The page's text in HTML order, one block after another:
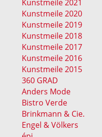
Kunstmeile 2021
Kunstmeile 2020
Kunstmeile 2019
Kunstmeile 2018
Kunstmeile 2017
Kunstmeile 2016
Kunstmeile 2015
360 GRAD
Anders Mode
Bistro Verde
Brinkmann & Cie.
Engel & Völkers